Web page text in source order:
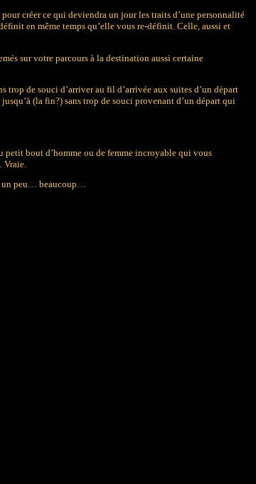
créer ce qui deviendra un jour les traits d’une personnalité
en même temps qu’elle vous re-définit. Celle, aussi et
sur votre parcours à la destination aussi certaine
trop de souci d’arriver au fil d’arrivée aux suites d’un départ
jusqu’à (la fin?) sans trop de souci provenant d’un départ qui
petit bout d’homme ou de femme incroyable qui vous
un peu… beaucoup…